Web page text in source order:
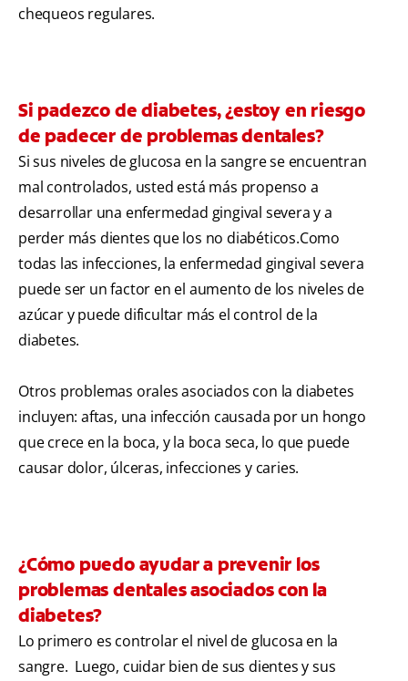
chequeos regulares.
Si padezco de diabetes, ¿estoy en riesgo
de padecer de problemas dentales?
Si sus niveles de glucosa en la sangre se encuentran
mal controlados, usted está más propenso a
desarrollar una enfermedad gingival severa y a
perder más dientes que los no diabéticos.Como
todas las infecciones, la enfermedad gingival severa
puede ser un factor en el aumento de los niveles de
azúcar y puede dificultar más el control de la
diabetes.
Otros problemas orales asociados con la diabetes
incluyen: aftas, una infección causada por un hongo
que crece en la boca, y la boca seca, lo que puede
causar dolor, úlceras, infecciones y caries.
¿Cómo puedo ayudar a prevenir los
problemas dentales asociados con la
diabetes?
Lo primero es controlar el nivel de glucosa en la
sangre. Luego, cuidar bien de sus dientes y sus